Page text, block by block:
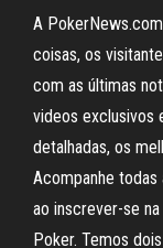
A
coisas, os
com as últimas
videos exclusivos
detalhadas, os
Acompanhe
ao inscrever-se
Poker. Temos